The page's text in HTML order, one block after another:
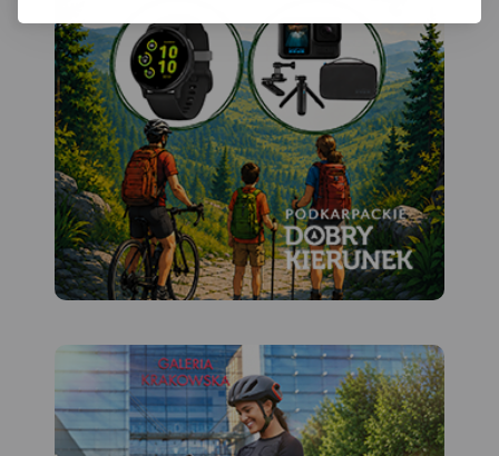
kompleksy leśne (Lasy
Taborskie, Las Wichrowski).
Do największych atrakcji
kulturowych regionu należą
zabytki gotyckie, w tym
zamki krzyżackie (m.in. w
Olsztynie, Reszlu, Dobrym
Mieście, Morągu). Mapa
doskonała do wszelkich form
aktywności turystycznej,
także dla żeglarzy ze
względu na naniesione szlaki
"Pojezierze Olsztyńskie -
część południowa".Rok
wydawnictwo to ogólna
mapa poglądowa rozległego
obszaru, jakim są Warmia i
Mazury. Dedykowana jest
zwłaszcza turystom
zmotoryzowanym.
Przedstawiono na niej
aktualną sieć dróg, wybraną
bazę noclegową oraz
propozycje najciekawszych
atrakcji regionu. Wśród nich
znajdują się: zamki, pałace,
cuda przyrody, wyróżniające
się miejsca widokowe i
panoramy. Mapę offline
można zakupić w aplikacji
Traseo na urządzenia